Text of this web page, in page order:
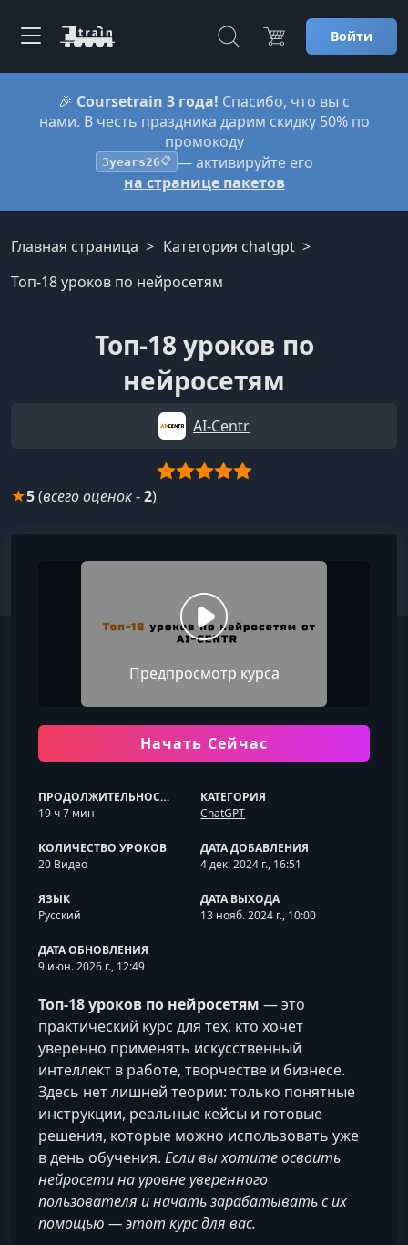
Войти
🎉 Coursetrain 3 года! Спасибо, что вы с
нами. В честь праздника дарим скидку 50% по
промокоду
3years26📋 — активируйте его
на странице пакетов
Главная страница
Категория chatgpt
Топ-18 уроков по нейросетям
Топ-18 уроков по
нейросетям
AI-Centr
★5(всего оценок-2)
Предпросмотр курса
Начать Сейчас
ПРОДОЛЖИТЕЛЬНОСТЬ
19 ч 7 мин
КАТЕГОРИЯ
ChatGPT
КОЛИЧЕСТВО УРОКОВ
20 Видео
ДАТА ДОБАВЛЕНИЯ
4 дек. 2024 г., 16:51
ЯЗЫК
Русский
ДАТА ВЫХОДА
13 нояб. 2024 г., 10:00
ДАТА ОБНОВЛЕНИЯ
9 июн. 2026 г., 12:49
Топ-18 уроков по нейросетям — это
практический курс для тех, кто хочет
уверенно применять искусственный
интеллект в работе, творчестве и бизнесе.
Здесь нет лишней теории: только понятные
инструкции, реальные кейсы и готовые
решения, которые можно использовать уже
в день обучения. Если вы хотите освоить
нейросети на уровне уверенного
пользователя и начать зарабатывать с их
помощью — этот курс для вас.